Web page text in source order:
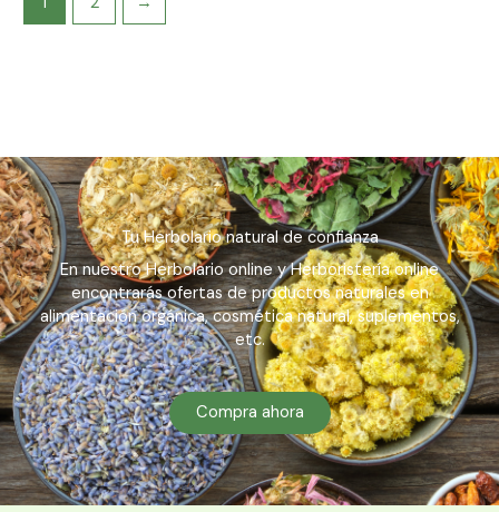
Tu Herbolario natural de confianza
En nuestro Herbolario online y Herboristería online
encontrarás ofertas de productos naturales en
alimentación orgánica, cosmética natural, suplementos,
etc.
Compra ahora